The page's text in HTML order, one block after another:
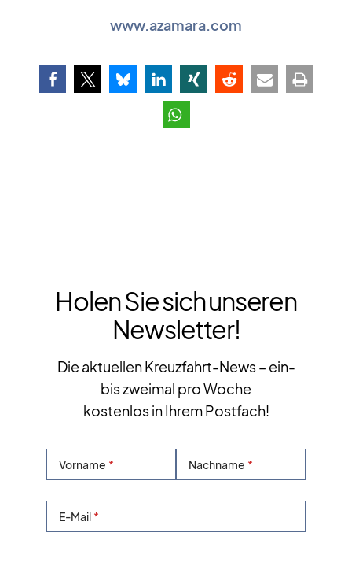
www.azamara.com
Holen Sie sich unseren
Newsletter!
Die aktuellen Kreuzfahrt-News – ein-
bis zweimal pro Woche
kostenlos in Ihrem Postfach!
Vorname Nachname
E-Mail